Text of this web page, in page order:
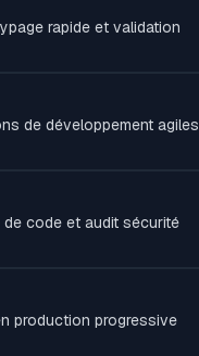
rapide et validation
de développement agiles
de code et audit sécurité
production progressive